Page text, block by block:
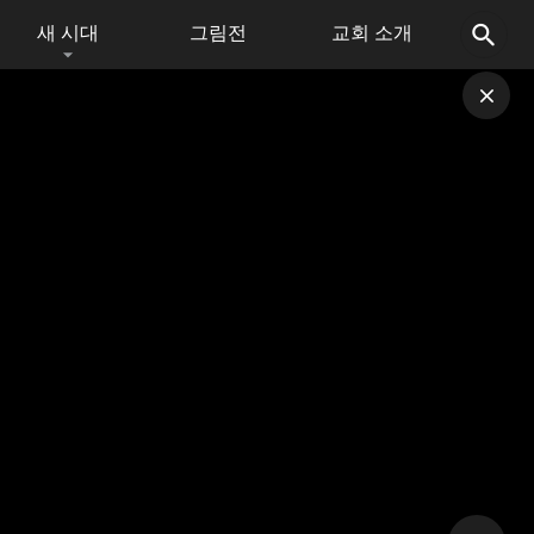
새 시대 그림전 교회 소개